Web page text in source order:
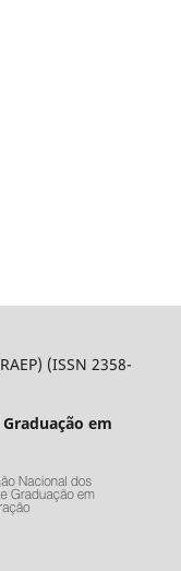
(ISSN 2358-
em